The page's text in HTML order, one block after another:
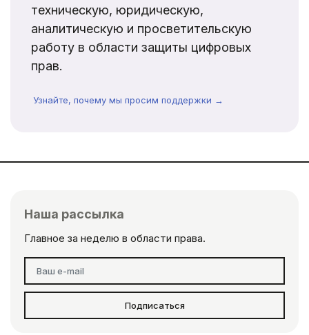
техническую, юридическую,
аналитическую и просветительскую
работу в области защиты цифровых
прав.
Узнайте, почему мы просим поддержки →
Наша рассылка
Главное за неделю в области права.
Подписаться